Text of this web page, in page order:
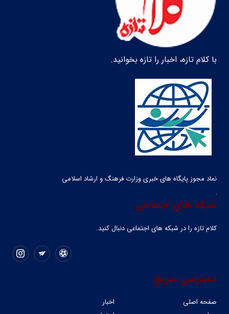
با کلام تازه، اخبار را تازه بخوانید.
نماد مجوز پایگاه های خبری وزارت فرهنگ و ارشاد اسلامی
شبکه های اجتماعی
کلام تازه را در شبکه ‌های اجتماعی دنبال کنید.
دسترسی سریع
صفحه اصلی
اخبار